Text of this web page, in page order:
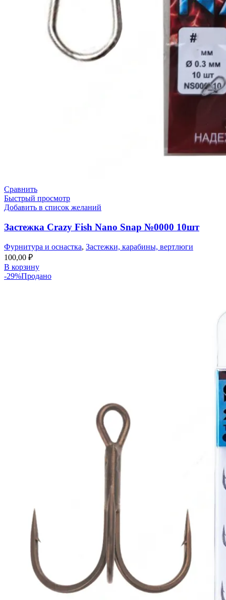
Сравнить
Быстрый просмотр
Добавить в список желаний
Застежка Crazy Fish Nano Snap №0000 10шт
Фурнитура и оснастка, Застежки, карабины, вертлюги
100,00 ₽
В корзину
-29%Продано